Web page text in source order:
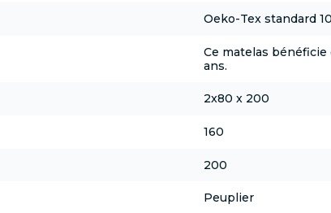
Oeko-Tex standard
Ce matelas bénéficie
ans.
2x80 x 200
160
200
Peuplier